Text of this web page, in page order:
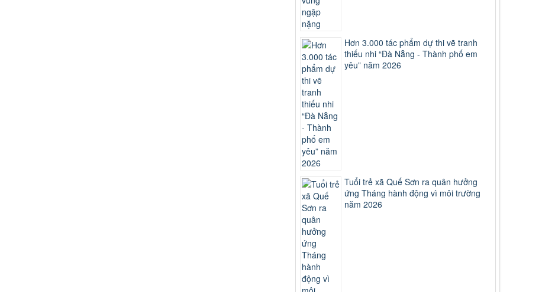
Hơn 3.000 tác phẩm dự thi vẽ tranh
thiếu nhi “Đà Nẵng - Thành phố em
yêu” năm 2026
Tuổi trẻ xã Quế Sơn ra quân hưởng
ứng Tháng hành động vì môi trường
năm 2026